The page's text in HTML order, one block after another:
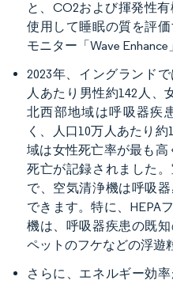
と、CO2および揮発性
使用して睡眠の質を評
モニター「Wave Enhance
2023年、イングランド
人あたり男性約142人、
北西部地域は呼吸器疾
く、人口10万人あたり
域は女性死亡率が最も高
死亡が記録されました
で、空気清浄機は呼吸
できます。特に、HEPA
機は、呼吸器疾患の既
ペットのフケなどの浮遊
さらに、エネルギー効